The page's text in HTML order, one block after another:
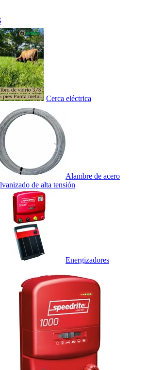
Cerca eléctrica
Alambre de acero
de alta tensión
Energizadores